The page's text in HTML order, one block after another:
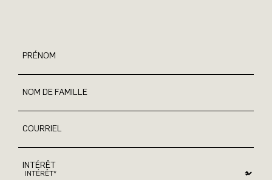
PRÉNOM
NOM DE FAMILLE
COURRIEL
INTÉRÊT